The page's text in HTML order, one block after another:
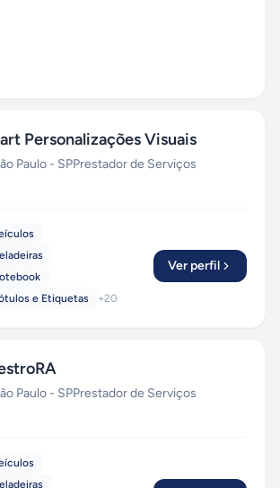
Personalizações Visuais
Paulo - SPPrestador de Serviços
e Etiquetas
+20
Ver perfil
Paulo - SPPrestador de Serviços